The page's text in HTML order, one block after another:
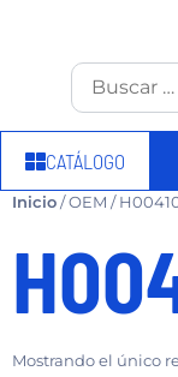
CATÁLOGO
Inicio/ OEM /
Mostrando el único